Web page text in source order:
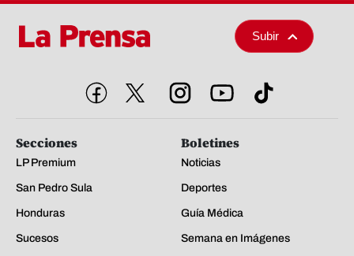
Subir
Secciones
LP Premium
San Pedro Sula
Honduras
Sucesos
Boletines
Noticias
Deportes
Guía Médica
Semana en Imágenes